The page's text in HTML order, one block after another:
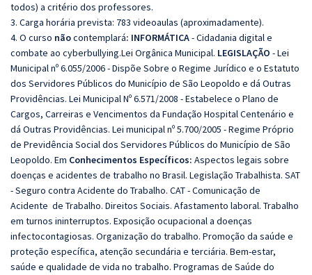
todos) a critério dos professores.
3. Carga horária prevista: 783 videoaulas (aproximadamente).
4. O curso nãocontemplará: INFORMÁTICA- Cidadania digital e
combate ao cyberbullying.Lei Orgânica Municipal. LEGISLAÇÃO - Lei
Municipal nº 6.055/2006 - Dispõe Sobre o Regime Jurídico e o Estatuto
dos Servidores Públicos do Município de São Leopoldo e dá Outras
Providências. Lei Municipal Nº 6.571/2008 - Estabelece o Plano de
Cargos, Carreiras e Vencimentos da Fundação Hospital Centenário e
dá Outras Providências. Lei municipal nº 5.700/2005 - Regime Próprio
de Previdência Social dos Servidores Públicos do Município de São
Leopoldo. Em Conhecimentos Específicos: Aspectos legais sobre
doenças e acidentes de trabalho no Brasil. Legislação Trabalhista. SAT
- Seguro contra Acidente do Trabalho. CAT - Comunicação de
Acidente de Trabalho. Direitos Sociais. Afastamento laboral. Trabalho
em turnos ininterruptos. Exposição ocupacional a doenças
infectocontagiosas. Organização do trabalho. Promoção da saúde e
proteção específica, atenção secundária e terciária. Bem-estar,
saúde e qualidade de vida no trabalho. Programas de Saúde do